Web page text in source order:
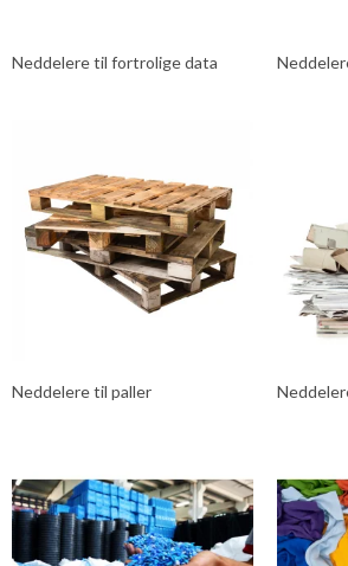
Neddelere til fortrolige data
Neddelere til paller